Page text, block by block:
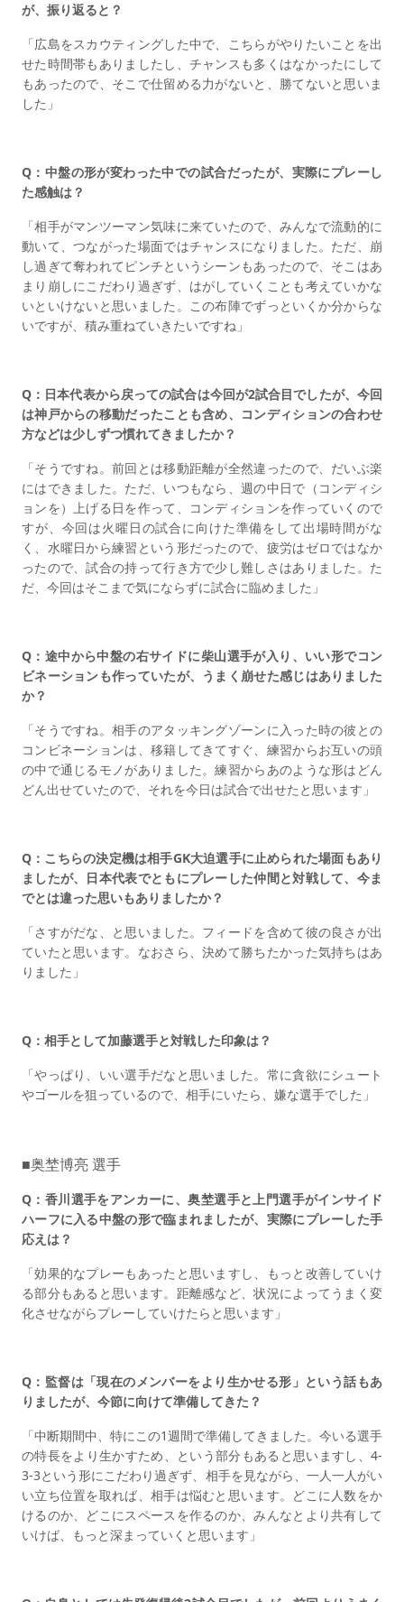
が、振り返ると？
「広島をスカウティングした中で、こちらがやりたいことを出
せた時間帯もありましたし、チャンスも多くはなかったにして
もあったので、そこで仕留める力がないと、勝てないと思いま
した」
Q：中盤の形が変わった中での試合だったが、実際にプレーし
た感触は？
「相手がマンツーマン気味に来ていたので、みんなで流動的に
動いて、つながった場面ではチャンスになりました。ただ、崩
し過ぎて奪われてピンチというシーンもあったので、そこはあ
まり崩しにこだわり過ぎず、はがしていくことも考えていかな
いといけないと思いました。この布陣でずっといくか分からな
いですが、積み重ねていきたいですね」
Q：日本代表から戻っての試合は今回が2試合目でしたが、今回
は神戸からの移動だったことも含め、コンディションの合わせ
方などは少しずつ慣れてきましたか？
「そうですね。前回とは移動距離が全然違ったので、だいぶ楽
にはできました。ただ、いつもなら、週の中日で（コンディシ
ョンを）上げる日を作って、コンディションを作っていくので
すが、今回は火曜日の試合に向けた準備をして出場時間がな
く、水曜日から練習という形だったので、疲労はゼロではなか
ったので、試合の持って行き方で少し難しさはありました。た
だ、今回はそこまで気にならずに試合に臨めました」
Q：途中から中盤の右サイドに柴山選手が入り、いい形でコン
ビネーションも作っていたが、うまく崩せた感じはありました
か？
「そうですね。相手のアタッキングゾーンに入った時の彼との
コンビネーションは、移籍してきてすぐ、練習からお互いの頭
の中で通じるモノがありました。練習からあのような形はどん
どん出せていたので、それを今日は試合で出せたと思います」
Q：こちらの決定機は相手GK大迫選手に止められた場面もあり
ましたが、日本代表でともにプレーした仲間と対戦して、今ま
でとは違った思いもありましたか？
「さすがだな、と思いました。フィードを含めて彼の良さが出
ていたと思います。なおさら、決めて勝ちたかった気持ちはあ
りました」
Q：相手として加藤選手と対戦した印象は？
「やっぱり、いい選手だなと思いました。常に貪欲にシュート
やゴールを狙っているので、相手にいたら、嫌な選手でした」
■奥埜博亮 選手
Q：香川選手をアンカーに、奥埜選手と上門選手がインサイド
ハーフに入る中盤の形で臨まれましたが、実際にプレーした手
応えは？
「効果的なプレーもあったと思いますし、もっと改善していけ
る部分もあると思います。距離感など、状況によってうまく変
化させながらプレーしていけたらと思います」
Q：監督は「現在のメンバーをより生かせる形」という話もあ
りましたが、今節に向けて準備してきた？
「中断期間中、特にこの1週間で準備してきました。今いる選手
の特長をより生かすため、という部分もあると思いますし、4-
3-3という形にこだわり過ぎず、相手を見ながら、一人一人がい
い立ち位置を取れば、相手は悩むと思います。どこに人数をか
けるのか、どこにスペースを作るのか、みんなとより共有して
いけば、もっと深まっていくと思います」